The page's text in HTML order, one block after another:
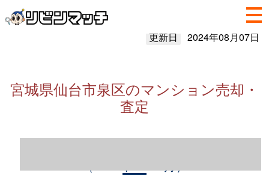
更新日 2024年08月07日
宮城県仙台市泉区のマンション売却・
査定